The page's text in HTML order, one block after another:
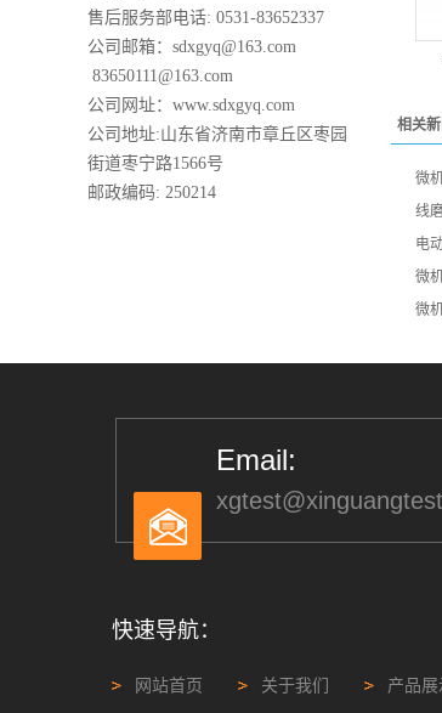
售后服务部电话: 0531-83652337
公司邮箱：sdxgyq@163.com
83650111@163.com
公司网址：www.sdxgyq.com
公司地址:山东省济南市章丘区枣园
街道枣宁路1566号
邮政编码: 250214
相关新
微
线
电
微
微
Email:
快速导航：
网站首页 关于我们 产品展